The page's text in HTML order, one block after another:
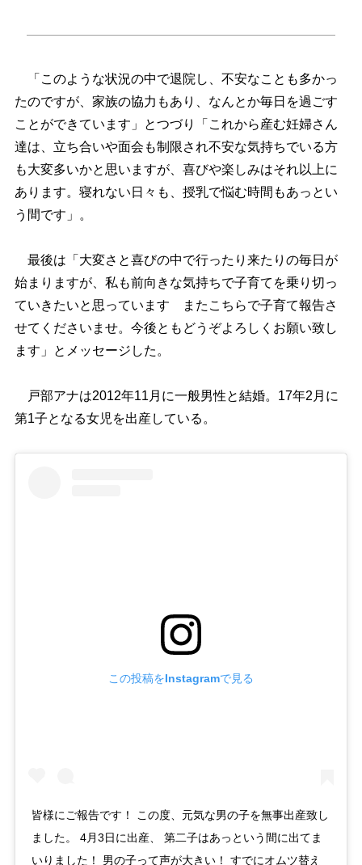
「このような状況の中で退院し、不安なことも多かっ
たのですが、家族の協力もあり、なんとか毎日を過ごす
ことができています」とつづり「これから産む妊婦さん
達は、立ち合いや面会も制限され不安な気持ちでいる方
も大変多いかと思いますが、喜びや楽しみはそれ以上に
あります。寝れない日々も、授乳で悩む時間もあっとい
う間です」。
最後は「大変さと喜びの中で行ったり来たりの毎日が
始まりますが、私も前向きな気持ちで子育てを乗り切っ
ていきたいと思っています またこちらで子育て報告さ
せてくださいませ。今後ともどうぞよろしくお願い致し
ます」とメッセージした。
戸部アナは2012年11月に一般男性と結婚。17年2月に
第1子となる女児を出産している。
この投稿をInstagramで見る
皆様にご報告です！ この度、元気な男の子を無事出産致し
ました。 4月3日に出産、 第二子はあっという間に出てま
いりました！ 男の子って声が大きい！ すでにオムツ替え